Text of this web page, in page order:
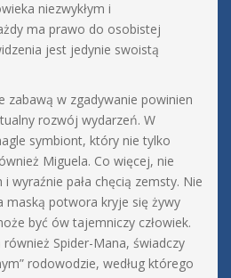
niezwykłym i
ma prawo do osobistej
jest jedynie swoistą
zabawą w zgadywanie powinien
rozwój wydarzeń. W
symbiont, który nie tylko
Miguela. Co więcej, nie
wyraźnie pała chęcią zemsty. Nie
maską potwora kryje się żywy
być ów tajemniczy człowiek.
Spider-Mana, świadczy
rodowodzie, według którego